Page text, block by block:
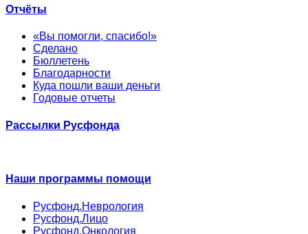
Отчёты
«Вы помогли, спасибо!»
Сделано
Бюллетень
Благодарности
Куда пошли ваши деньги
Годовые отчеты
Рассылки Русфонда
Наши программы помощи
Русфонд.Неврология
Русфонд.Лицо
Русфонд.Онкология